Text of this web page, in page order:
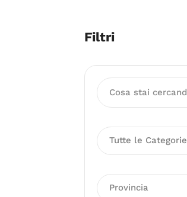
Filtri
Tutte le Categorie
Provincia